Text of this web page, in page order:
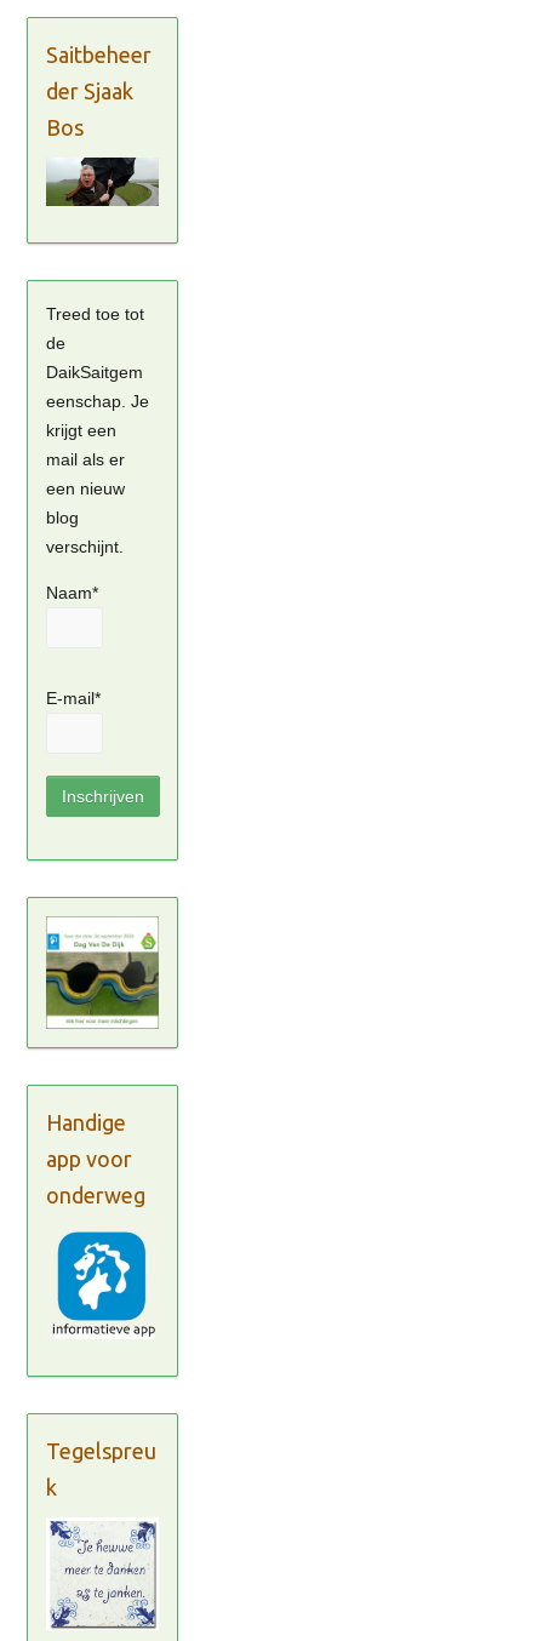
Saitbeheer
der Sjaak
Bos
Treed toe tot
de
DaikSaitgem
eenschap. Je
krijgt een
mail als er
een nieuw
blog
verschijnt.
Naam*
E-mail*
Handige
app voor
onderweg
Tegelspreu
k